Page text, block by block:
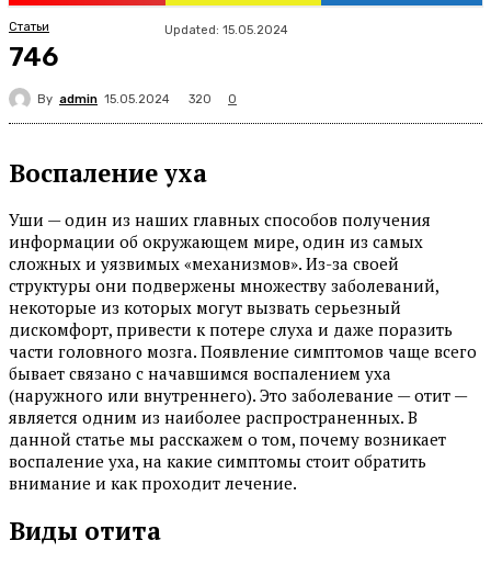
Статьи Updated: 15.05.2024
746
By admin 15.05.2024 320 0
Воспаление уха
Уши — один из наших главных способов получения
информации об окружающем мире, один из самых
сложных и уязвимых «механизмов». Из-за своей
структуры они подвержены множеству заболеваний,
некоторые из которых могут вызвать серьезный
дискомфорт, привести к потере слуха и даже поразить
части головного мозга. Появление симптомов чаще всего
бывает связано с начавшимся воспалением уха
(наружного или внутреннего). Это заболевание — отит —
является одним из наиболее распространенных. В
данной статье мы расскажем о том, почему возникает
воспаление уха, на какие симптомы стоит обратить
внимание и как проходит лечение.
Виды отита